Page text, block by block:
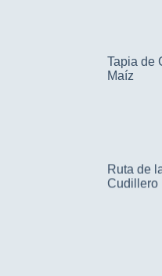
Tapia de
Maíz
Ruta de
Cudillero